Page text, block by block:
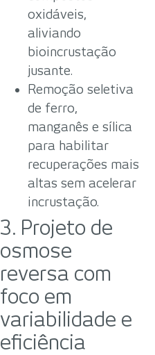
oxidáveis,
aliviando
bioincrustação
jusante.
Remoção seletiva
de ferro,
manganês e sílica
para habilitar
recuperações mais
altas sem acelerar
incrustação.
3. Projeto de
osmose
reversa com
foco em
variabilidade e
eficiência